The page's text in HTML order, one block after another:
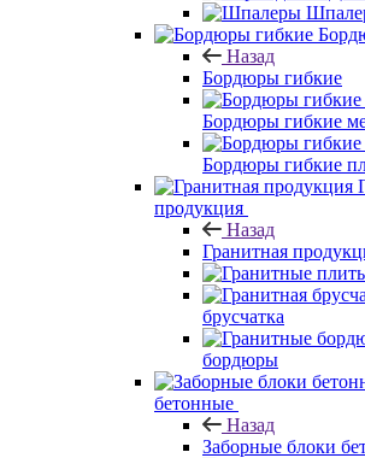
Назад
Бордюры гибкие
Бордюры гибкие
Бордюры гибкие
продукция
Назад
Гранитная
брусчатка
бордюры
бетонные
Назад
Заборные блоки